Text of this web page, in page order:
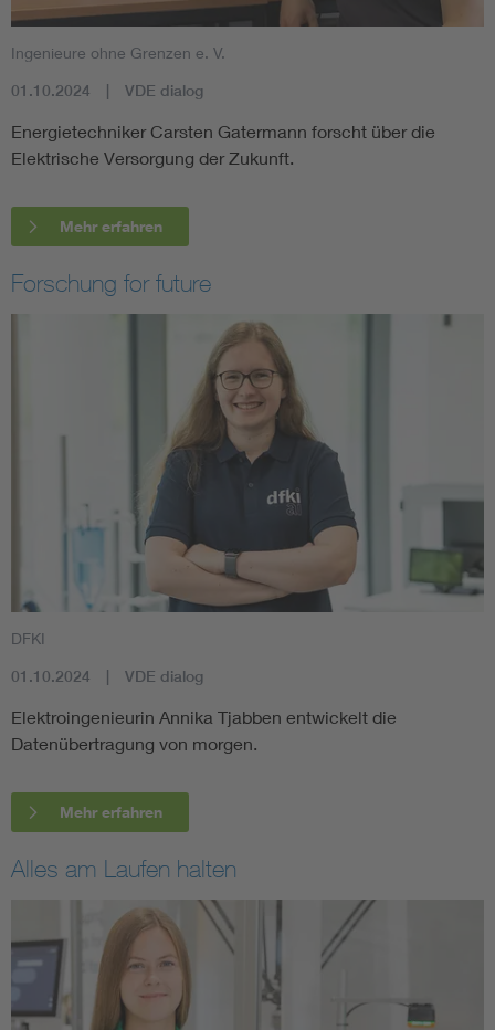
Ingenieure ohne Grenzen e. V.
01.10.2024 VDE dialog
Energietechniker Carsten Gatermann forscht über die
Elektrische Versorgung der Zukunft.
Mehr erfahren
Forschung for future
DFKI
01.10.2024 VDE dialog
Elektroingenieurin Annika Tjabben entwickelt die
Datenübertragung von morgen.
Mehr erfahren
Alles am Laufen halten